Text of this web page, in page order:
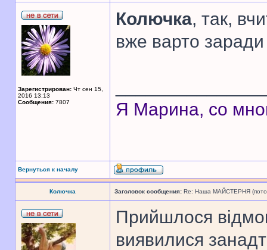
Зарегистрирован: Чт сен 15,
2016 13:13
Сообщения: 7807
Колючка, так,
вже варто заради
Я Марина, со
Вернуться к началу
Колючка Заголовок сообщения: Re: Наша МАЙСТЕРНЯ
Прийшлося
виявилися